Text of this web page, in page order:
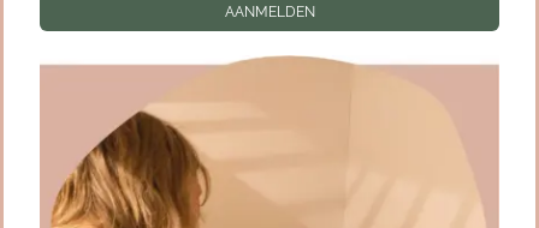
RONDLEIDING
AANMELDEN
AANMELDEN